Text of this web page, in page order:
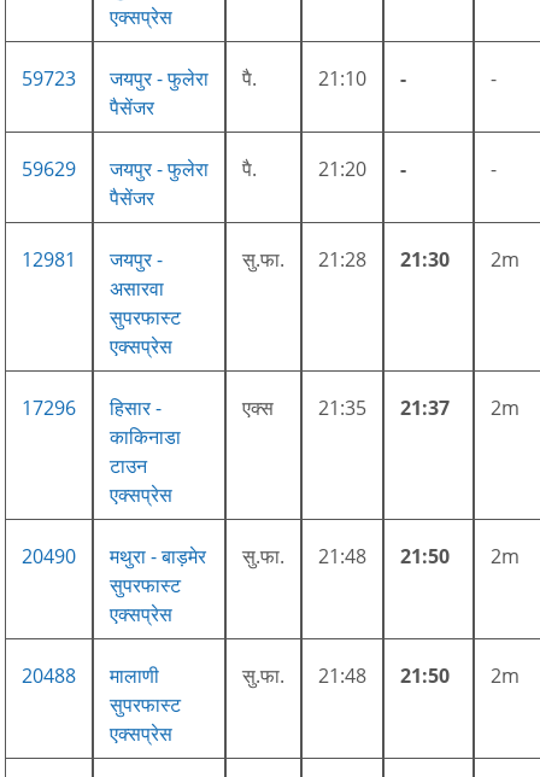
एक्सप्रेस
59723
जयपुर - फुलेरा
पैसेंजर
पै. 21:10 - -
59629
जयपुर - फुलेरा
पैसेंजर
पै. 21:20 - -
12981
जयपुर -
असारवा
सुपरफास्ट
एक्सप्रेस
सु.फा. 21:28 21:30 2m
17296
हिसार -
काकिनाडा
टाउन
एक्सप्रेस
एक्स 21:35 21:37 2m
20490
मथुरा - बाड़मेर
सुपरफास्ट
एक्सप्रेस
सु.फा. 21:48 21:50 2m
20488
मालाणी
सुपरफास्ट
एक्सप्रेस
सु.फा. 21:48 21:50 2m